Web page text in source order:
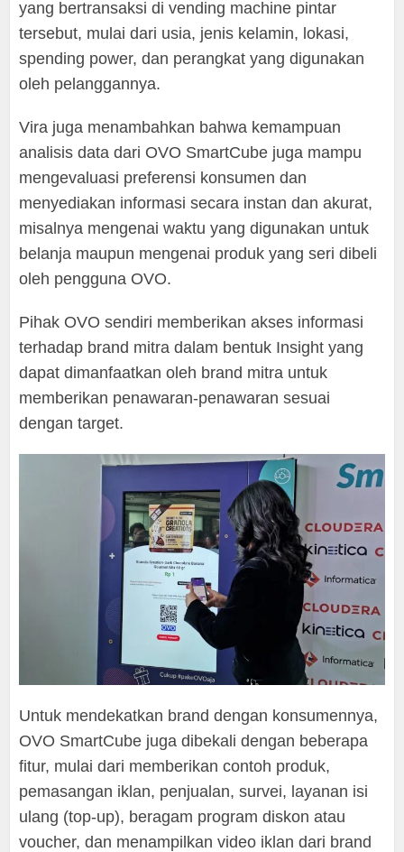
yang bertransaksi di vending machine pintar
tersebut, mulai dari usia, jenis kelamin, lokasi,
spending power, dan perangkat yang digunakan
oleh pelanggannya.
Vira juga menambahkan bahwa kemampuan
analisis data dari OVO SmartCube juga mampu
mengevaluasi preferensi konsumen dan
menyediakan informasi secara instan dan akurat,
misalnya mengenai waktu yang digunakan untuk
belanja maupun mengenai produk yang seri dibeli
oleh pengguna OVO.
Pihak OVO sendiri memberikan akses informasi
terhadap brand mitra dalam bentuk Insight yang
dapat dimanfaatkan oleh brand mitra untuk
memberikan penawaran-penawaran sesuai
dengan target.
Untuk mendekatkan brand dengan konsumennya,
OVO SmartCube juga dibekali dengan beberapa
fitur, mulai dari memberikan contoh produk,
pemasangan iklan, penjualan, survei, layanan isi
ulang (top-up), beragam program diskon atau
voucher, dan menampilkan video iklan dari brand